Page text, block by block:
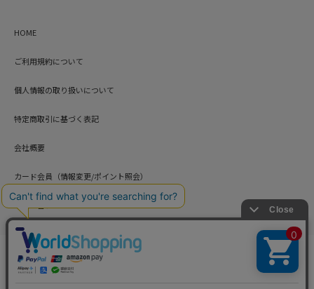
HOME
ご利用規約について
個人情報の取り扱いについて
特定商取引に基づく表記
会社概要
カード会員（情報変更/ポイント照会）